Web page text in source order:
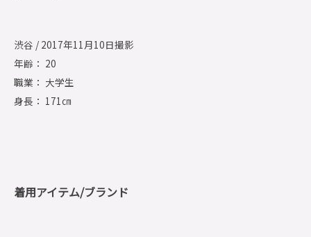
渋谷 / 2017年11月10日撮影
年齢： 20
職業： 大学生
身長： 171㎝
着用アイテム/ブランド